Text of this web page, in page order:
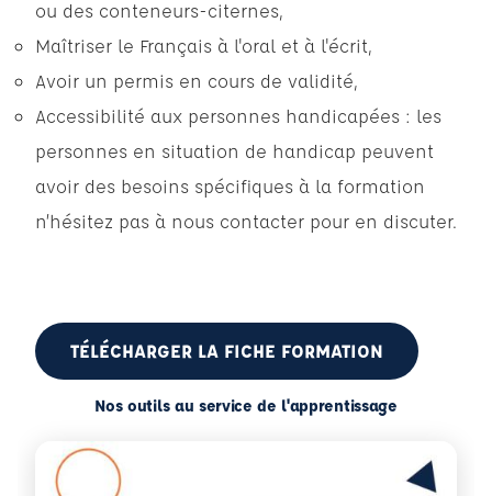
ou des conteneurs-citernes,
Maîtriser le Français à l'oral et à l'écrit,
Avoir un permis en cours de validité,
Accessibilité aux personnes handicapées : les
personnes en situation de handicap peuvent
avoir des besoins spécifiques à la formation
n’hésitez pas à nous contacter pour en discuter.
TÉLÉCHARGER LA FICHE FORMATION
Nos outils au service de l'apprentissage